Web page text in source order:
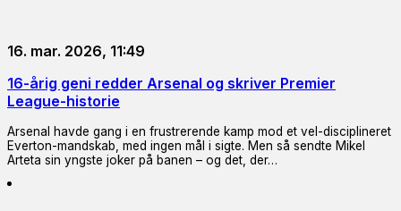
16. mar. 2026, 11:49
16-årig geni redder Arsenal og skriver Premier
League-historie
Arsenal havde gang i en frustrerende kamp mod et vel-disciplineret
Everton-mandskab, med ingen mål i sigte. Men så sendte Mikel
Arteta sin yngste joker på banen – og det, der…